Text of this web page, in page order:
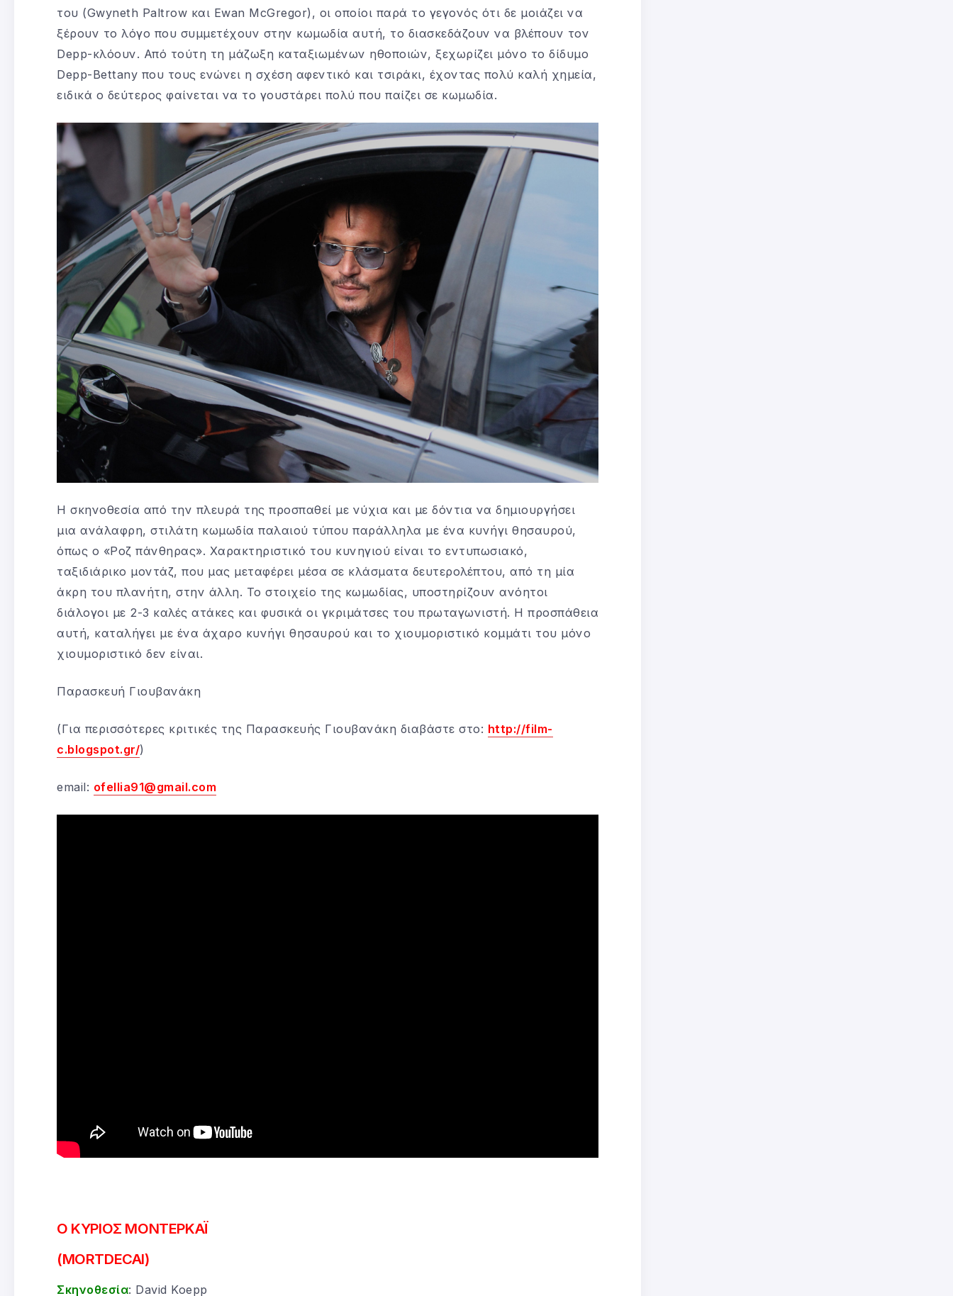
του (Gwyneth Paltrow και Ewan McGregor), οι οποίοι παρά το γεγονός ότι δε μοιάζει να
ξέρουν το λόγο που συμμετέχουν στην κωμωδία αυτή, το διασκεδάζουν να βλέπουν τον
Depp-κλόουν. Από τούτη τη μάζωξη καταξιωμένων ηθοποιών, ξεχωρίζει μόνο το δίδυμο
Depp-Bettany που τους ενώνει η σχέση αφεντικό και τσιράκι, έχοντας πολύ καλή χημεία,
ειδικά ο δεύτερος φαίνεται να το γουστάρει πολύ που παίζει σε κωμωδία.
Η σκηνοθεσία από την πλευρά της προσπαθεί με νύχια και με δόντια να δημιουργήσει
μια ανάλαφρη, στιλάτη κωμωδία παλαιού τύπου παράλληλα με ένα κυνήγι θησαυρού,
όπως ο «Ροζ πάνθηρας». Χαρακτηριστικό του κυνηγιού είναι το εντυπωσιακό,
ταξιδιάρικο μοντάζ, που μας μεταφέρει μέσα σε κλάσματα δευτερολέπτου, από τη μία
άκρη του πλανήτη, στην άλλη. Το στοιχείο της κωμωδίας, υποστηρίζουν ανόητοι
διάλογοι με 2-3 καλές ατάκες και φυσικά οι γκριμάτσες του πρωταγωνιστή. Η προσπάθεια
αυτή, καταλήγει με ένα άχαρο κυνήγι θησαυρού και το χιουμοριστικό κομμάτι του μόνο
χιουμοριστικό δεν είναι.
Παρασκευή Γιουβανάκη
(Για περισσότερες κριτικές της Παρασκευής Γιουβανάκη διαβάστε στο: http://film-
c.blogspot.gr/)
email: ofellia91@gmail.com
Ο ΚΥΡΙΟΣ ΜΟΝΤΕΡΚΑΪ
(MORTDECAI)
Σκηνοθεσία: David Koepp